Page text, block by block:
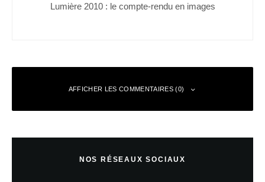
Lumière 2010 : le compte-rendu en images
AFFICHER LES COMMENTAIRES (0)
11 novembre 2011 à 3 h 11 min
NOS RÉSEAUX SOCIAUX